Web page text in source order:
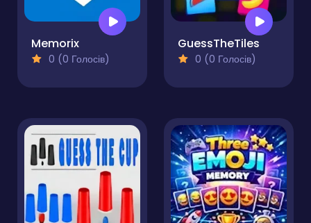
Memorix
0 (0 Голосів)
GuessTheTiles
0 (0 Голосів)